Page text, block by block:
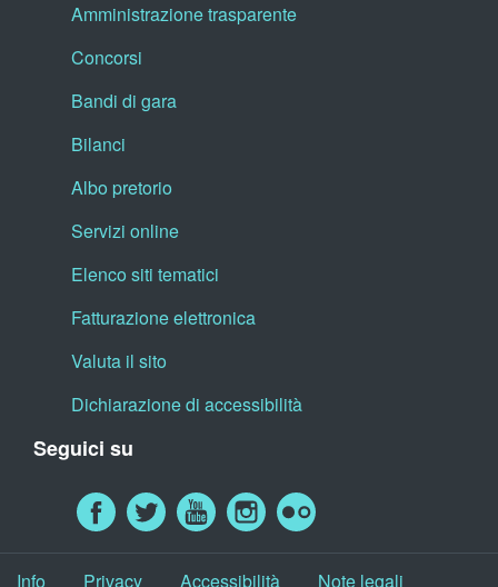
Amministrazione trasparente
Concorsi
Bandi di gara
Bilanci
Albo pretorio
Servizi online
Elenco siti tematici
Fatturazione elettronica
Valuta il sito
Dichiarazione di accessibilità
Seguici su
Info Privacy Accessibilità Note legali